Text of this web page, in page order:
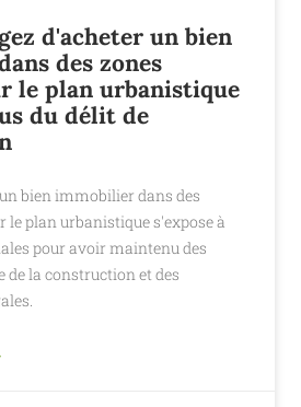
d'acheter un bien
des zones
le plan urbanistique
du délit de
bien immobilier dans des
le plan urbanistique s'expose à
pour avoir maintenu des
de la construction et des